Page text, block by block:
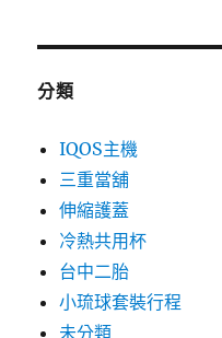
分類
IQOS主機
三重當舖
伸縮護蓋
冷熱共用杯
台中二胎
小琉球套裝行程
未分類